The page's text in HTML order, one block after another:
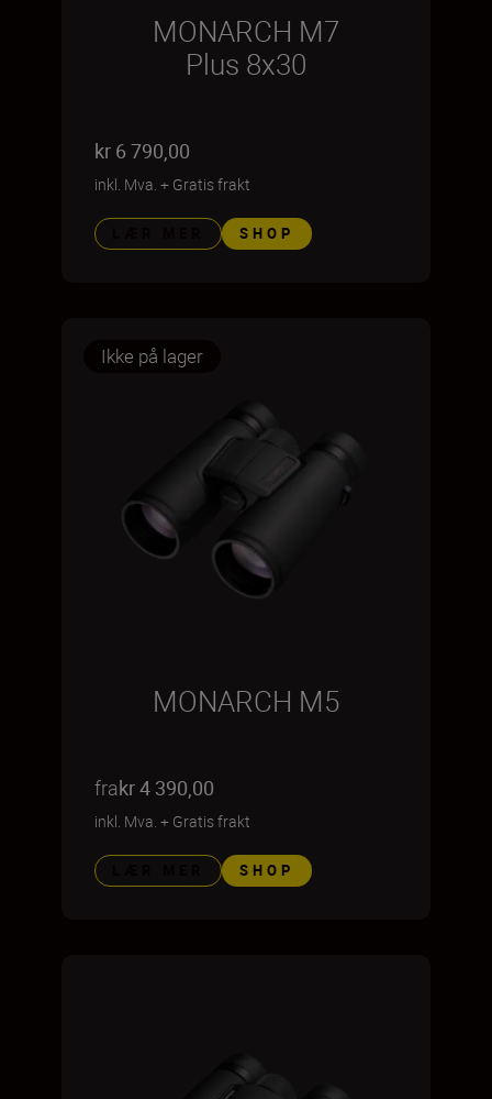
MONARCH M7
Plus 8x30
kr 6 790,00
inkl. Mva. + Gratis frakt
SHOP
Ikke på lager
MONARCH M5
frakr 4 390,00
inkl. Mva. + Gratis frakt
SHOP